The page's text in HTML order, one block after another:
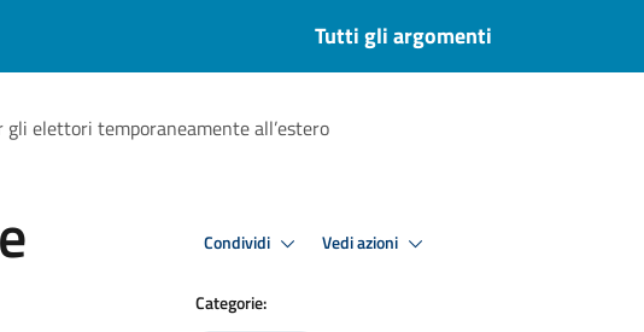
Tutti gli argomenti
elettori temporaneamente all’estero
Condividi Vedi azioni
Categorie: